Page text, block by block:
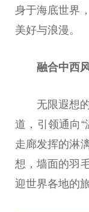
身于海底世界
美好与浪漫。
融合中西
无限遐想
道，引领通向
走廊发挥的淋
想，墙面的羽
迎世界各地的